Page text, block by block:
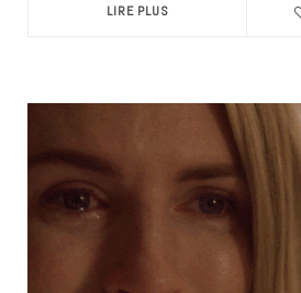
LIRE PLUS